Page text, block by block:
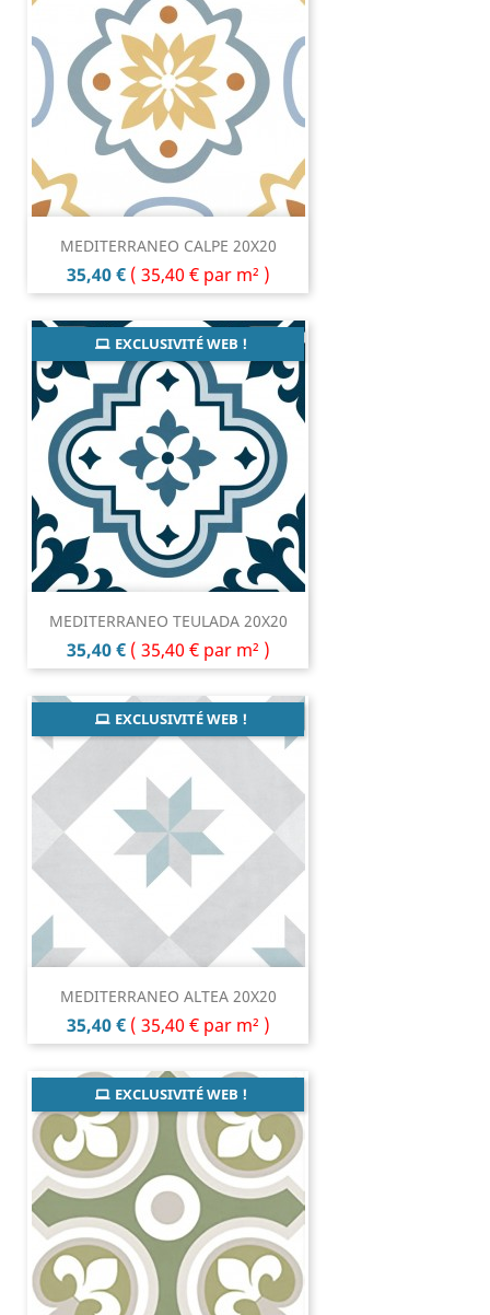
MEDITERRANEO CALPE 20X20
Prix
35,40 € ( 35,40 € par m² )
MEDITERRANEO TEULADA 20X20
Prix
35,40 € ( 35,40 € par m² )
EXCLUSIVITÉ WEB !
MEDITERRANEO ALTEA 20X20
Prix
35,40 € ( 35,40 € par m² )
EXCLUSIVITÉ WEB !
EXCLUSIVITÉ WEB !